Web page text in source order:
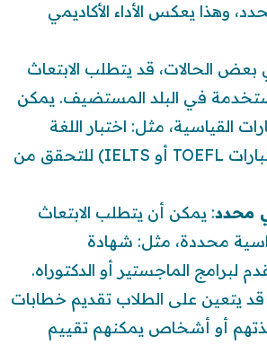
وهذا يعكس الأداء الأكاديمي
بعض الحالات، قد يتطلب الابتعاث
في البلد المستضيف. يمكن
القياسية، مثل: اختبار اللغة
الدولي (مثل اختبارات TOEFL أو IELTS) للتحقق من
محدد: يمكن أن يتطلب الابتعاث
محددة، مثل: شهادة
لبرامج الماجستير أو الدكتوراه.
قد يتعين على الطلاب تقديم خطابات
أو أشخاص يمكنهم تقييم